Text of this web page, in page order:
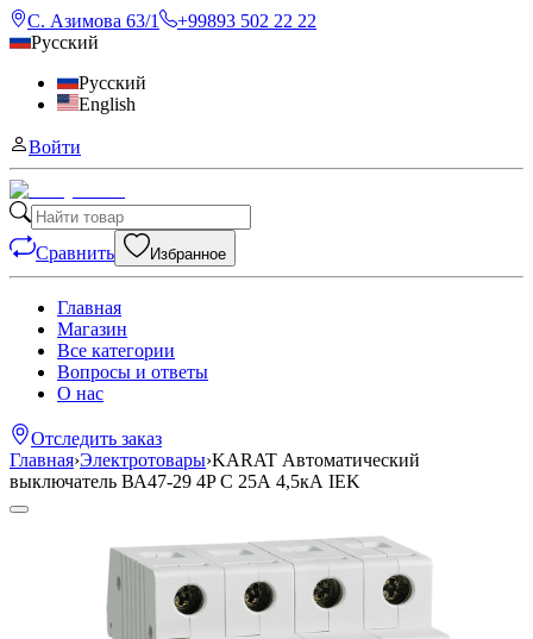
С. Азимова 63/1
+99893 502 22 22
Русский
Русский
English
Войти
Сравнить Избранное
Главная
Магазин
Все категории
Вопросы и ответы
О нас
Отследить заказ
Главная›Электротовары›KARAT Автоматический
выключатель ВА47-29 4P C 25А 4,5кА IEK